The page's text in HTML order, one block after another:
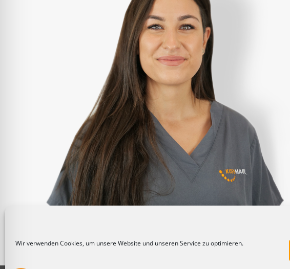
Wir verwenden Cookies, um unsere Website und unseren Service zu optimieren.